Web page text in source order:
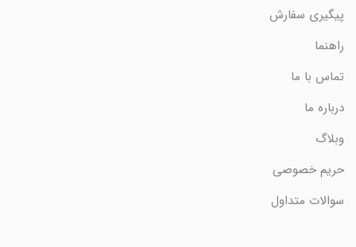
پیگیری سفارش
راهنما
تماس با ما
درباره ما
وبلاگ
حریم خصوصی
سوالات متداول